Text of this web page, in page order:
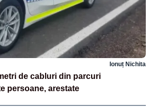
Ionuț Nichita
de cabluri din parcuri
persoane, arestate